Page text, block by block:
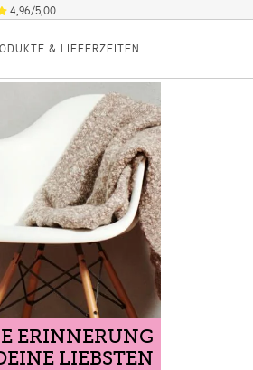
4,96/5,00
& LIEFERZEITEN
ERINNERUNG
LIEBSTEN